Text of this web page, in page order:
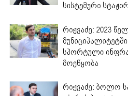
სისტემური
რიჟვაძე: 2023
სპორტული
მოეწყობა
რიჟვაძე: ბოლო